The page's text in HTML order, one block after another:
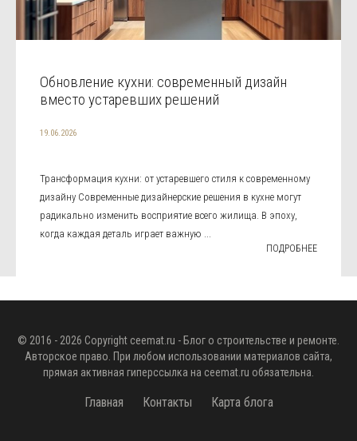
Обновление кухни: современный дизайн
вместо устаревших решений
19.06.2026
Трансформация кухни: от устаревшего стиля к современному
дизайну Современные дизайнерские решения в кухне могут
радикально изменить восприятие всего жилища. В эпоху,
когда каждая деталь играет важную ...
ПОДРОБНЕЕ
© 2016 - 2026 Copyright ceemat.ru - Блог о строительстве и ремонте.
Авторское право. При любом использовании материалов сайта,
прямая активная гиперссылка на ceemat.ru обязательна.
Главная Контакты Карта блога